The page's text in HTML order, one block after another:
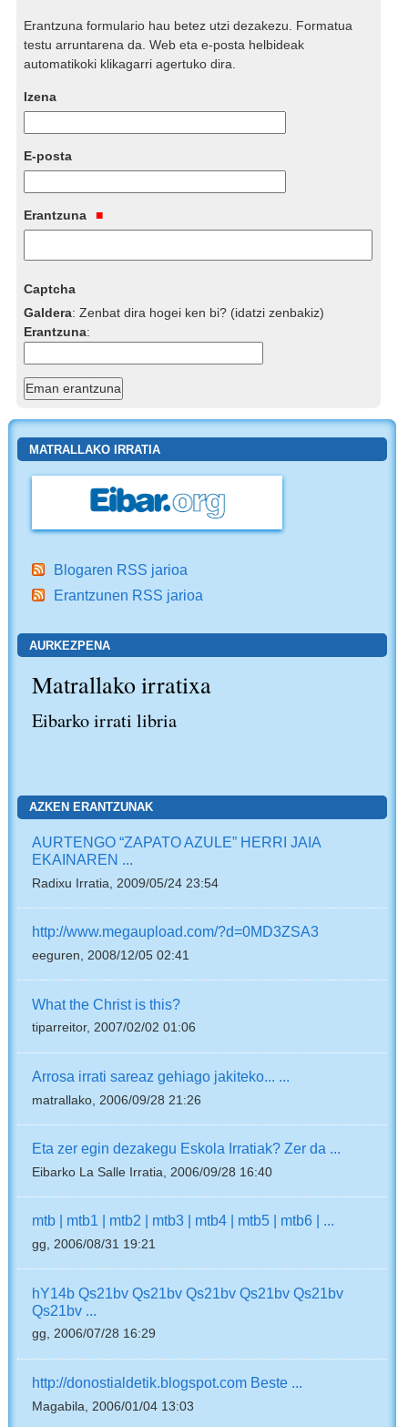
Erantzuna formulario hau betez utzi dezakezu. Formatua
testu arruntarena da. Web eta e-posta helbideak
automatikoki klikagarri agertuko dira.
Izena
E-posta
Erantzuna
Captcha
Galdera:Zenbat dira hogei ken bi? (idatzi zenbakiz)
Erantzuna:
MATRALLAKO IRRATIA
Blogaren RSS jarioa
Erantzunen RSS jarioa
AURKEZPENA
Matrallako irratixa
Eibarko irrati libria
AZKEN ERANTZUNAK
AURTENGO “ZAPATO AZULE” HERRI JAIA
EKAINAREN ...
Radixu Irratia, 2009/05/24 23:54
http://www.megaupload.com/?d=0MD3ZSA3
eeguren, 2008/12/05 02:41
What the Christ is this?
tiparreitor, 2007/02/02 01:06
Arrosa irrati sareaz gehiago jakiteko... ...
matrallako, 2006/09/28 21:26
Eta zer egin dezakegu Eskola Irratiak? Zer da ...
Eibarko La Salle Irratia, 2006/09/28 16:40
mtb | mtb1 | mtb2 | mtb3 | mtb4 | mtb5 | mtb6 | ...
gg, 2006/08/31 19:21
hY14b Qs21bv Qs21bv Qs21bv Qs21bv Qs21bv
Qs21bv ...
gg, 2006/07/28 16:29
http://donostialdetik.blogspot.com Beste ...
Magabila, 2006/01/04 13:03